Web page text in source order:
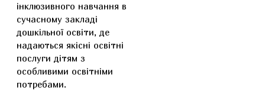
інклюзивного навчання в
сучасному закладі
дошкільної освіти, де
надаються якісні освітні
послуги дітям з
особливими освітніми
потребами.